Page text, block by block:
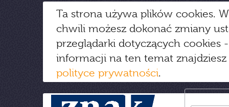
Ta strona używa plików cookies.
chwili możesz dokonać zmiany
przeglądarki dotyczących cookies
informacji na ten temat
polityce prywatności.